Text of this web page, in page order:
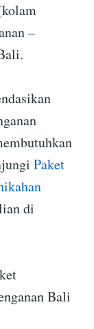
–
Paket
di
Bali